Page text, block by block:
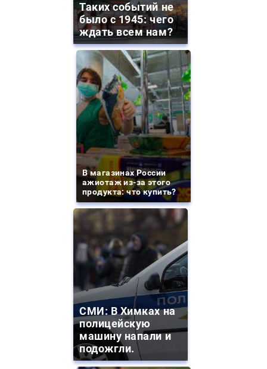
Таких событий не
было с 1945: чего
ждать всем нам?
В магазинах России
ажиотаж из-за этого
продукта: что купить?
СМИ: В Химках на
полицейскую
машину напали и
подожгли.